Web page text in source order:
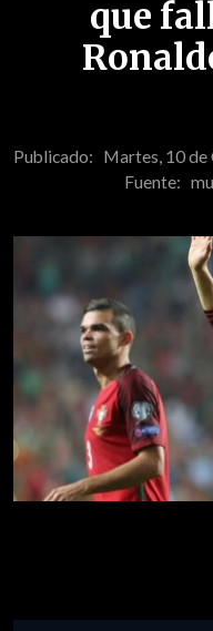
que
Publicado: Martes, 10 de
Fuente: